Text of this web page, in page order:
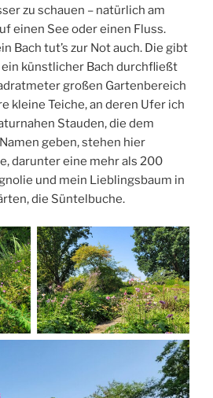
zu schauen – natürlich am
einen See oder einen Fluss.
Bach tut’s zur Not auch. Die gibt
künstlicher Bach durchfließt
großen Gartenbereich
kleine Teiche, an deren Ufer ich
Stauden, die dem
geben, stehen hier
darunter eine mehr als 200
und mein Lieblingsbaum in
die Süntelbuche.